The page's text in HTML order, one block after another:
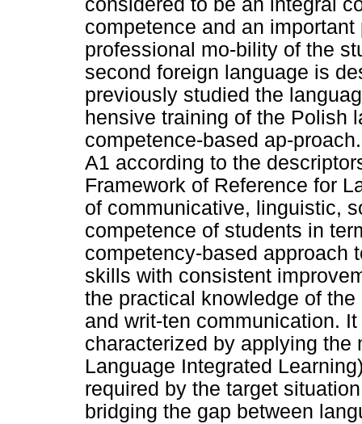
considered to be an integral
competence and an
professional mo-bility of the
second foreign language is
previously studied the
hensive training of the Polish
competence-based ap-
A1 according to the
Framework of Reference for
of communicative, linguistic,
competence of students in
competency-based approach
skills with consistent
the practical knowledge of
and writ-ten communication.
characterized by applying the
Language Integrated
required by the target
bridging the gap between